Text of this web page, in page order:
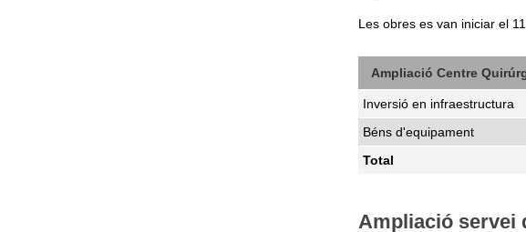
Les obres es van iniciar el
Ampliació Centre
Inversió en infraestructura
Béns d'equipament
Total
Ampliació servei